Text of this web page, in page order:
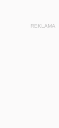
REKLAMA